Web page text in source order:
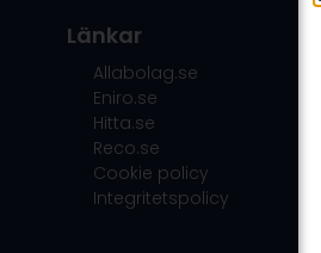
Länkar
Allabolag.se
Eniro.se
Hitta.se
Reco.se
Cookie policy
Integritetspolicy